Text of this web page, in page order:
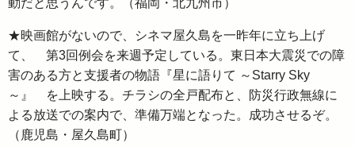
動だと思うんです。（福岡・北九州市）
★映画館がないので、シネマ屋久島を一昨年に立ち上げ
て、 第3回例会を来週予定している。東日本大震災での障
害のある方と支援者の物語『星に語りて ～Starry Sky
～』 を上映する。チラシの全戸配布と、防災行政無線に
よる放送での案内で、準備万端となった。成功させるぞ。
（鹿児島・屋久島町）